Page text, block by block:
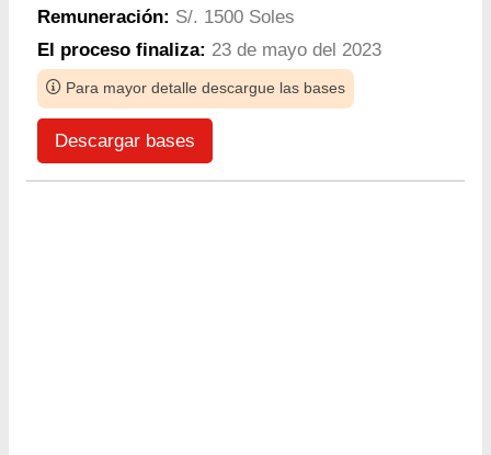
Remuneración: S/. 1500 Soles
El proceso finaliza: 23 de mayo del 2023
Para mayor detalle descargue las bases
Descargar bases